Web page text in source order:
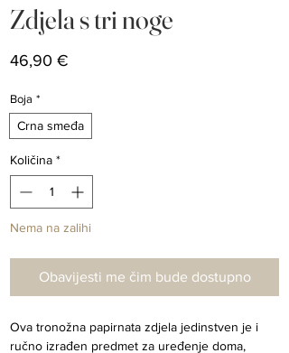
Zdjela s tri noge
46,90 €
Boja *
Crna smeđa
Količina *
Nema na zalihi
Obavijesti me čim bude dostupno
Ova tronožna papirnata zdjela jedinstven je i
ručno izrađen predmet za uređenje doma,